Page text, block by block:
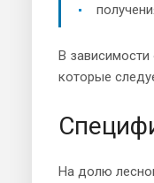
В
которые
На долю